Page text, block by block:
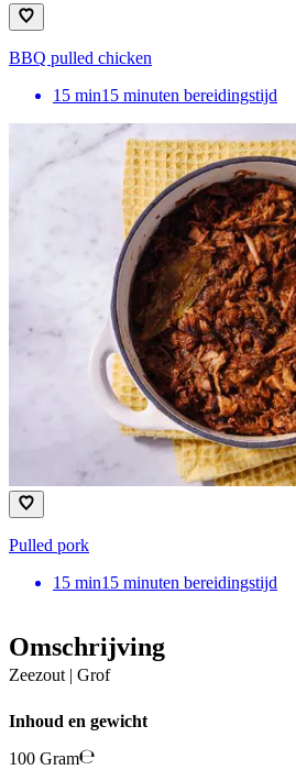
BBQ pulled chicken
15 min15 minuten bereidingstijd
Pulled pork
15 min15 minuten bereidingstijd
Omschrijving
Zeezout | Grof
Inhoud en gewicht
100 Gram